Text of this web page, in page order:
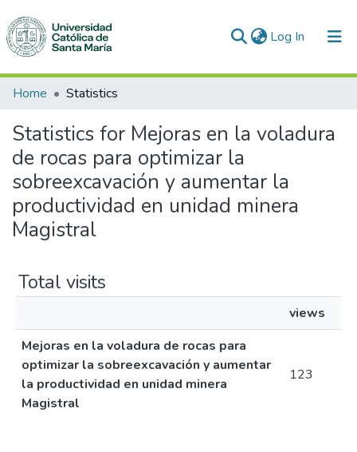
Log In (current)
Communities & Collections
All of DSpace
Home Statistics
Statistics for Mejoras en la voladura
de rocas para optimizar la
sobreexcavación y aumentar la
productividad en unidad minera
Magistral
Total visits
views
Mejoras en la voladura de rocas para
optimizar la sobreexcavación y aumentar
la productividad en unidad minera
Magistral
123